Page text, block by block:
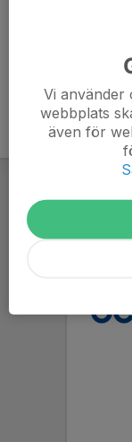
Vi använder
webbplats
även för